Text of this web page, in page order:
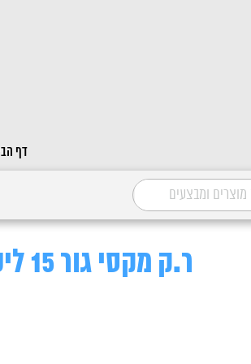
דף
ר.ק מקסי גור 15 ליטר